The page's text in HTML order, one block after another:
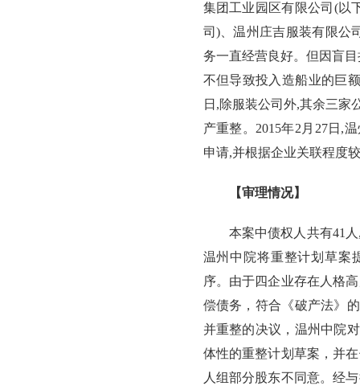
集团工业园区有限公司(以
司)、温州庄吉服装有限公
务一直经营良好。但因盲
不但导致投入造船业的巨
日,除服装公司外,其余三家
产重整。2015年2月27日,
申请,并根据企业关联程度
【审理情况】
本案中债权人共有41
温州中院将重整计划草案
序。由于四企业存在人格
偿债务，符合《破产法》
并重整的决议，温州中院
体性的重整计划草案，并
人组部分股东不同意。经